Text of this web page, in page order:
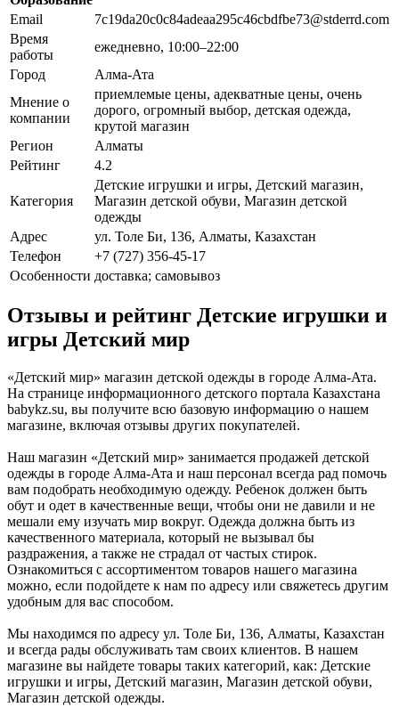
Email
7c19da20c0c84adeaa295c46cbdfbe73@stderrd.com
Время
работы
ежедневно, 10:00–22:00
Город
Алма-Ата
Мнение о
компании
приемлемые цены, адекватные цены, очень
дорого, огромный выбор, детская одежда,
крутой магазин
Регион
Алматы
Рейтинг
4.2
Категория
Детские игрушки и игры, Детский магазин,
Магазин детской обуви, Магазин детской
одежды
Адрес
ул. Толе Би, 136, Алматы, Казахстан
Телефон
+7 (727) 356-45-17
Особенности доставка; самовывоз
Отзывы и рейтинг Детские игрушки и
игры Детский мир
«Детский мир» магазин детской одежды в городе Алма-Ата.
На странице информационного детского портала Казахстана
babykz.su, вы получите всю базовую информацию о нашем
магазине, включая отзывы других покупателей.
Наш магазин «Детский мир» занимается продажей детской
одежды в городе Алма-Ата и наш персонал всегда рад помочь
вам подобрать необходимую одежду. Ребенок должен быть
обут и одет в качественные вещи, чтобы они не давили и не
мешали ему изучать мир вокруг. Одежда должна быть из
качественного материала, который не вызывал бы
раздражения, а также не страдал от частых стирок.
Ознакомиться с ассортиментом товаров нашего магазина
можно, если подойдете к нам по адресу или свяжетесь другим
удобным для вас способом.
Мы находимся по адресу ул. Толе Би, 136, Алматы, Казахстан
и всегда рады обслуживать там своих клиентов. В нашем
магазине вы найдете товары таких категорий, как: Детские
игрушки и игры, Детский магазин, Магазин детской обуви,
Магазин детской одежды.